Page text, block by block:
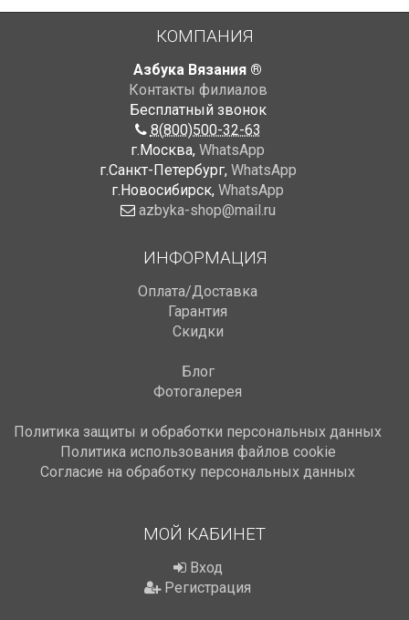
ШНУРЫ «АЗБУКА ВЯЗАНИЯ»
Шнуры «Азбука вязания» теперь
КОМПАНИЯ
Азбука Вязания ®
Контакты филиалов
Бесплатный звонок
8(800)500-32-63
г.Москва, WhatsApp
г.Санкт-Петербург, WhatsApp
г.Новосибирск, WhatsApp
azbyka-shop@mail.ru
ИНФОРМАЦИЯ
Оплата/Доставка
Гарантия
Скидки
Блог
Фотогалерея
Политика защиты и обработки персональных данных
Политика использования файлов cookie
Cогласие на обработку персональных данных
МОЙ КАБИНЕТ
Вход
Регистрация